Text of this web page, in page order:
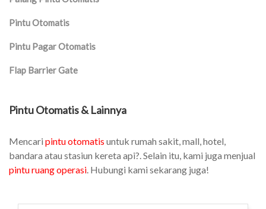
Pintu Otomatis
Pintu Pagar Otomatis
Flap Barrier Gate
Pintu Otomatis & Lainnya
Mencari pintu otomatis untuk rumah sakit, mall, hotel,
bandara atau stasiun kereta api?. Selain itu, kami juga menjual
pintu ruang operasi. Hubungi kami sekarang juga!